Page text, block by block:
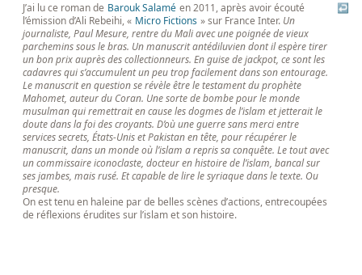
J’ai lu ce roman de Barouk Salamé en 2011, après avoir écouté
l’émission d’Ali Rebeihi, « Micro Fictions » sur France Inter. Un
journaliste, Paul Mesure, rentre du Mali avec une poignée de vieux
parchemins sous le bras. Un manuscrit antédiluvien dont il espère tirer
un bon prix auprès des collectionneurs. En guise de jackpot, ce sont les
cadavres qui s’accumulent un peu trop facilement dans son entourage.
Le manuscrit en question se révèle être le testament du prophète
Mahomet, auteur du Coran. Une sorte de bombe pour le monde
musulman qui remettrait en cause les dogmes de l’islam et jetterait le
doute dans la foi des croyants. D’où une guerre sans merci entre
services secrets, États-Unis et Pakistan en tête, pour récupérer le
manuscrit, dans un monde où l’islam a repris sa conquête. Le tout avec
un commissaire iconoclaste, docteur en histoire de l’islam, bancal sur
ses jambes, mais rusé. Et capable de lire le syriaque dans le texte. Ou
presque.
On est tenu en haleine par de belles scènes d’actions, entrecoupées
de réflexions érudites sur l’islam et son histoire.
↩